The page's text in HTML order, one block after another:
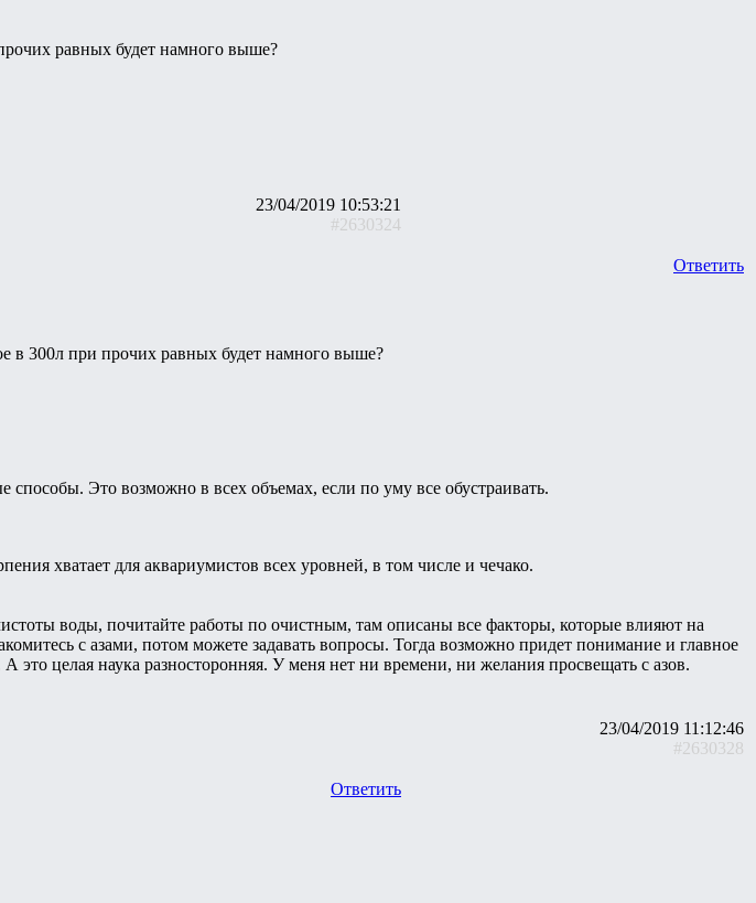
равных будет намного выше?
23/04/2019 10:53:21
#2630324
Ответить
в 300л при прочих равных будет намного выше?
способы. Это возможно в всех объемах, если по уму все обустраивать.
хватает для аквариумистов всех уровней, в том числе и чечако.
воды, почитайте работы по очистным, там описаны все факторы, которые влияют на
с азами, потом можете задавать вопросы. Тогда возможно придет понимание и главное
это целая наука разносторонняя. У меня нет ни времени, ни желания просвещать с азов.
23/04/2019 11:12:46
#2630328
Ответить